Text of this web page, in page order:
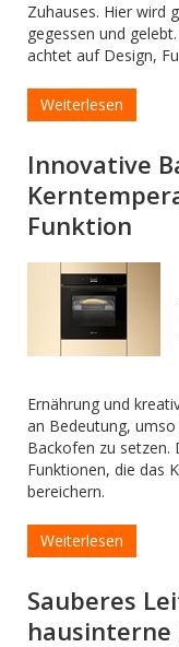
Zuhauses. Hier wird
gegessen und
achtet auf Design,
Weiterlesen
Innovative
Funktion
Ernährung und
an Bedeutung,
Backofen zu setzen.
Funktionen, die das
bereichern.
Weiterlesen
Sauberes